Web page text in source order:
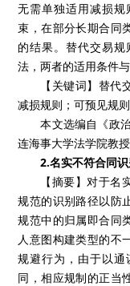
无需单独适用减损
束，在部分长期合同
的结果。替代交易
法，两者的适用条件
【关键词】替代
减损规则；可预见规则
本文选编自《政
连海事大学法学院教授
2.名实不符合同
【摘要】对于
规范的识别路径以防
规范中的归属即合同
人意图构建类型的不
规避行为，由于以
同，相应规制的正当